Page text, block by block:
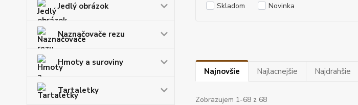
Jedlý obrázok
Naznačovače rezu
Hmoty a suroviny
Tartaletky
Skladom Novinka
Najnovšie Najlacnejšie Najdrahšie
Zobrazujem 1-68 z 68